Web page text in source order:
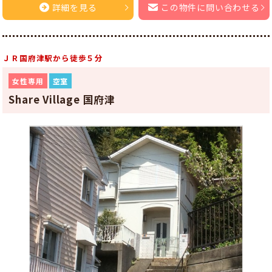
詳細を見る この物件に問い合わせる
ＪＲ国府津駅から徒歩５分
女性専用 空室
Share Village 国府津